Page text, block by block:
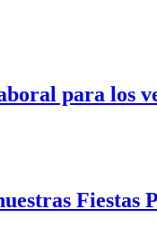
para los
Fiestas